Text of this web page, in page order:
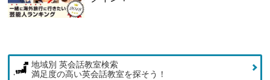
地域別 英会話教室検索
満足度の高い英会話教室を探そう！